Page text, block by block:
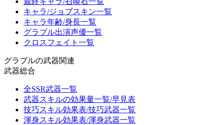
キャラ/ジョブスキン一覧
キャラ年齢/身長一覧
グラブル出演声優一覧
クロスフェイト一覧
グラブルの武器関連
武器総合
全SSR武器一覧
武器スキルの効果量一覧/早見表
技巧スキル効果表/技巧武器一覧
渾身スキル効果表/渾身武器一覧